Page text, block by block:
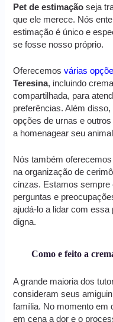
Pet de estimação seja
que ele merece. Nós
estimação é único e
se fosse nosso próprio.
Oferecemosvárias
Teresina, incluindo
compartilhada, para
preferências. Além
opções de urnas e
a homenagear seu
Nós também
na organização de
cinzas. Estamos sempre
perguntas e
ajudá-lo a lidar com
digna.
Como e feito a
A grande maioria dos
consideram seus
família. No momento em
em cena a dor e o